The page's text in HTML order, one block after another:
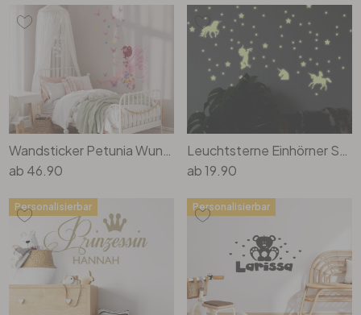
ab 46.90
ab19.90
Personalisierbar Personalisierbar